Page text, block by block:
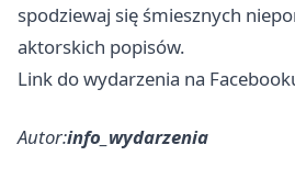
spodziewaj się śmiesznych
aktorskich popisów.
Link do wydarzenia na
Autor:info_wydarzenia